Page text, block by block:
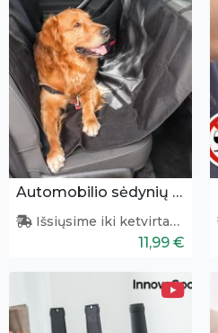
Automobilio sėdynių užtiesalas gyvūnams
Išsiųsime iki ketvirtadienio
11,99 €